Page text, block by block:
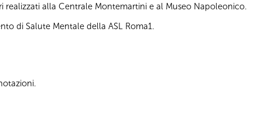
alla Centrale Montemartini e al Museo Napoleonico.
di Salute Mentale della ASL Roma1.